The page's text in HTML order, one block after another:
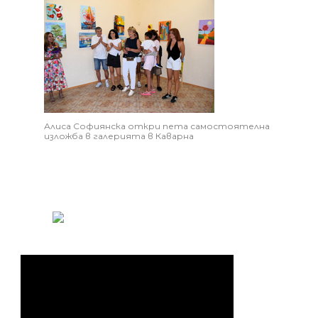
Алиса Софиянска откри пета самостоятелна
изложба в галерията в Каварна